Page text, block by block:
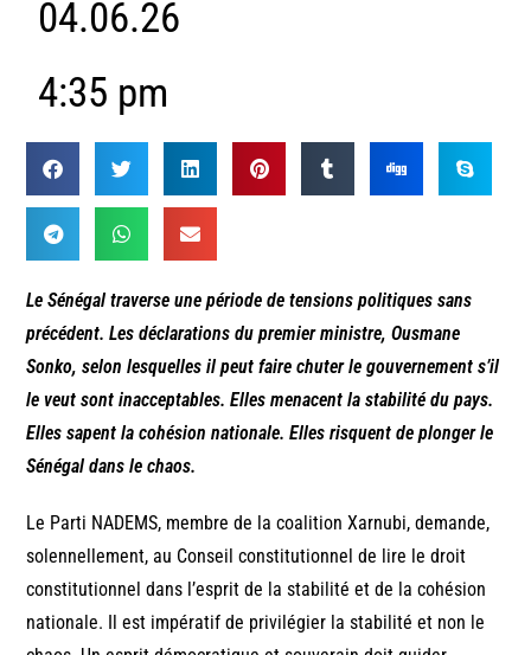
04.06.26
4:35 pm
Le Sénégal traverse une période de tensions politiques sans
précédent. Les déclarations du premier ministre, Ousmane
Sonko, selon lesquelles il peut faire chuter le gouvernement s’il
le veut sont inacceptables. Elles menacent la stabilité du pays.
Elles sapent la cohésion nationale. Elles risquent de plonger le
Sénégal dans le chaos.
Le Parti NADEMS, membre de la coalition Xarnubi, demande,
solennellement, au Conseil constitutionnel de lire le droit
constitutionnel dans l’esprit de la stabilité et de la cohésion
nationale. Il est impératif de privilégier la stabilité et non le